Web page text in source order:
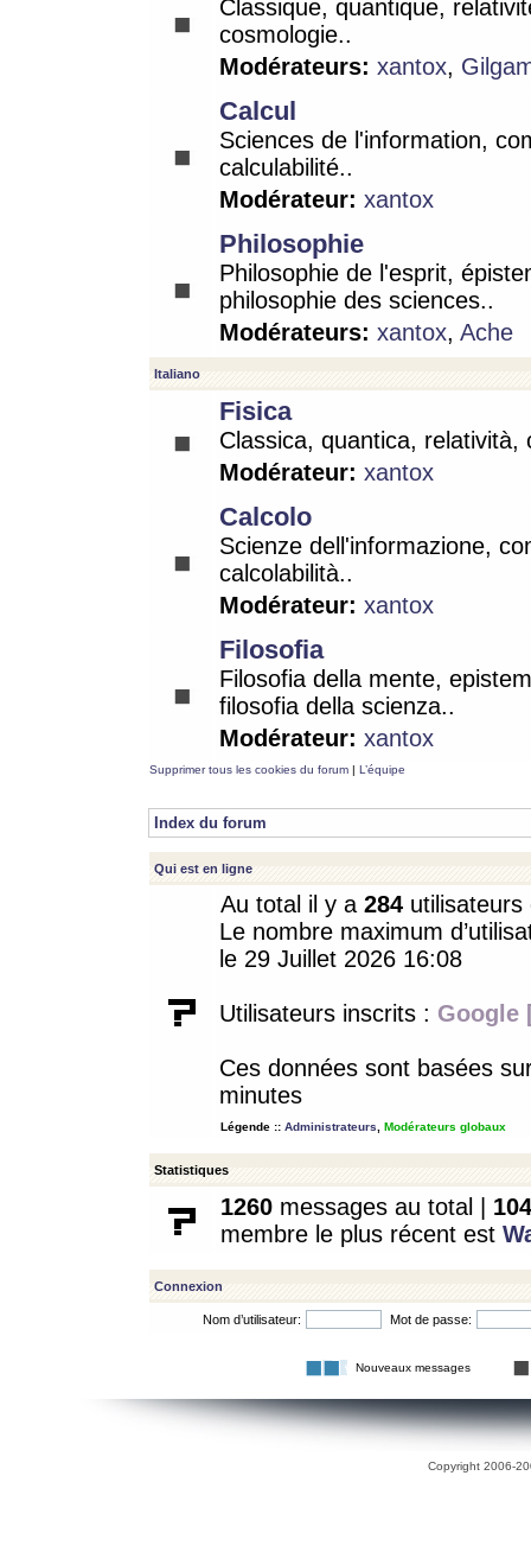
Classique, quantique,
cosmologie..
Modérateurs: xantox,
Calcul
Sciences de l'information,
calculabilité..
Modérateur: xantox
Philosophie
Philosophie de l'esprit,
philosophie des sciences..
Modérateurs: xantox, Ache
Italiano
Fisica
Classica, quantica, relatività,
Modérateur: xantox
Calcolo
Scienze dell'informazione,
calcolabilità..
Modérateur: xantox
Filosofia
Filosofia della mente,
filosofia della scienza..
Modérateur: xantox
Supprimer tous les cookies du forum | L’équipe
Index du forum
Qui est en ligne
Au total il y a 284
Le nombre maximum
le 29 Juillet 2026 16:08
Utilisateurs inscrits : Google
Ces données sont basées
minutes
Légende :: Administrateurs Modérateurs globaux
Statistiques
1260 messages au total | 104
membre le plus récent est
Connexion
Nom d’utilisateur: Mot de passe:
Nouveaux messages
Copyright 2006-